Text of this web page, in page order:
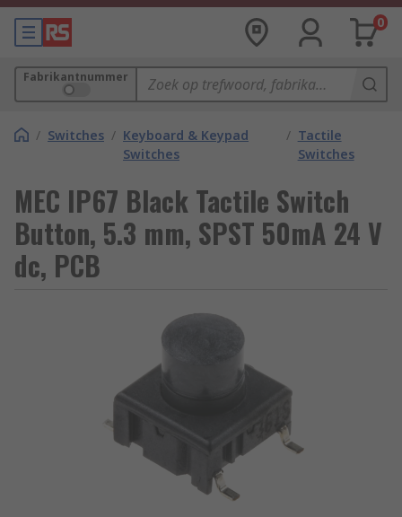
0
Fabrikantnummer
/ Switches / Keyboard & Keypad
Switches
/ Tactile
Switches
MEC IP67 Black Tactile Switch
Button, 5.3 mm, SPST 50mA 24 V
dc, PCB